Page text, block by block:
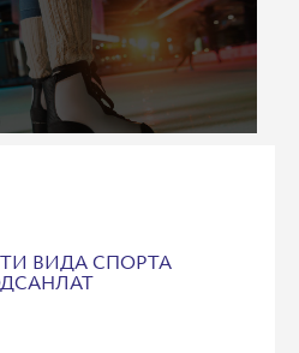
ВИДА СПОРТА